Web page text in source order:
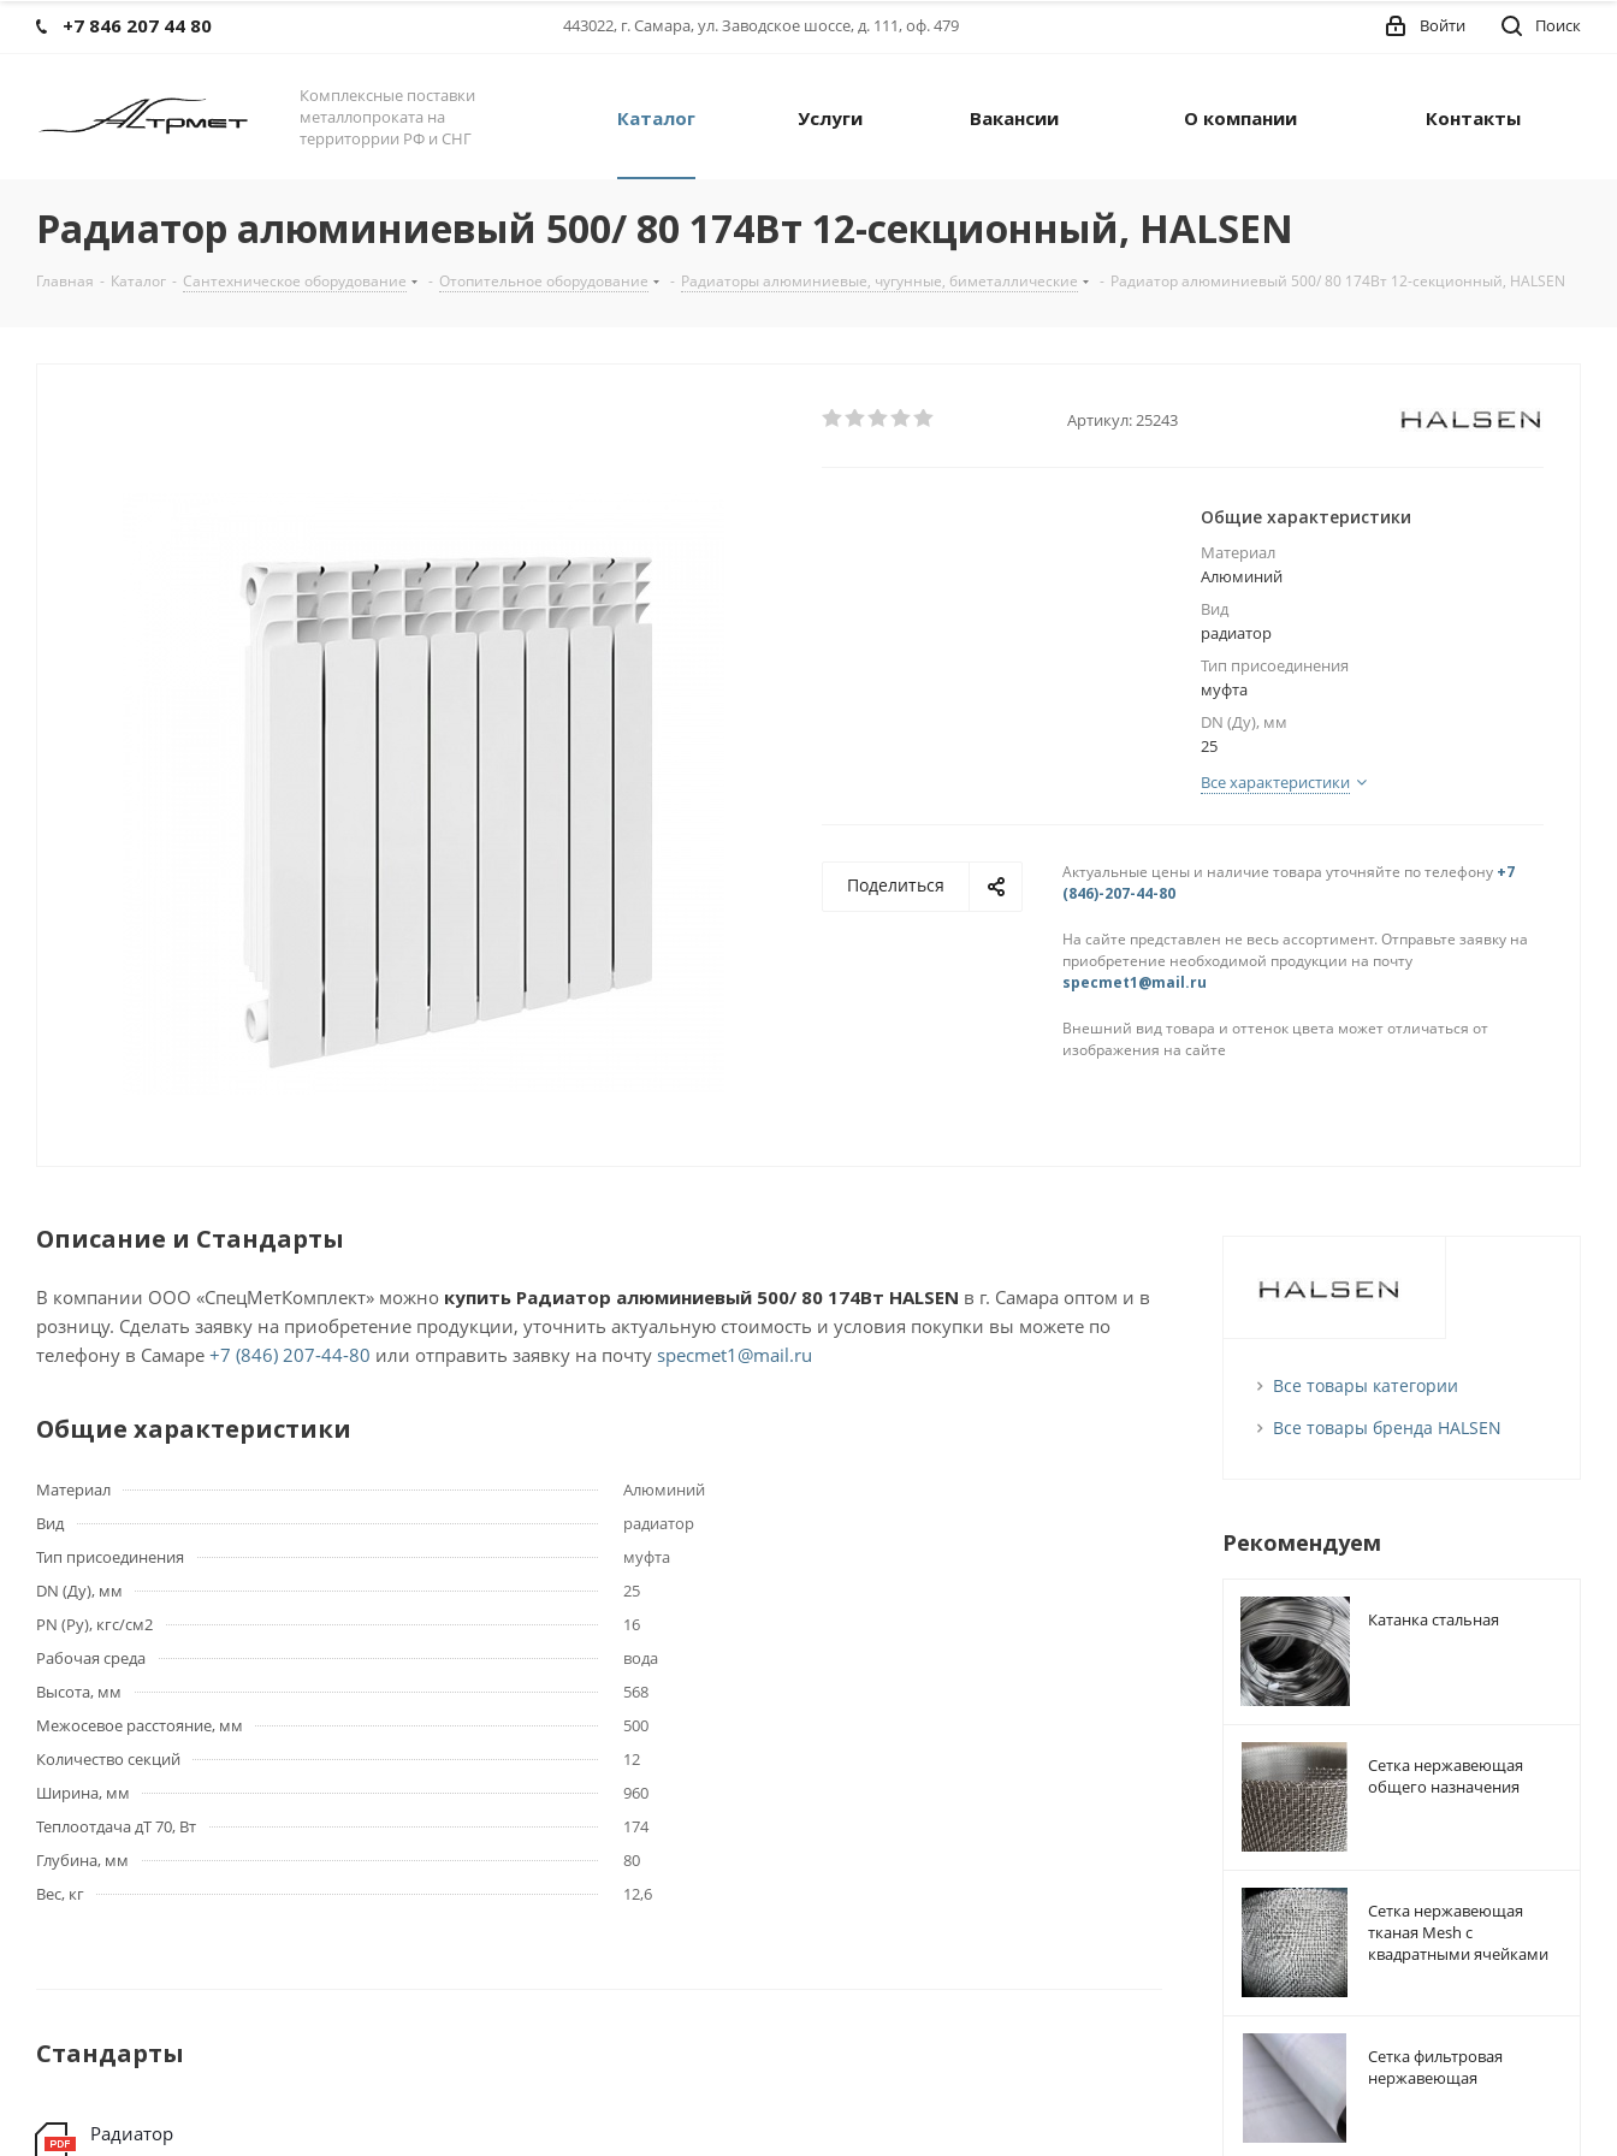
+7 846 207 44 80 443022, г. Самара, ул. Заводское шоссе, д. 111, оф. 479 Поиск
Войти
Комплексные поставки
металлопроката на
территоррии РФ и СНГ
Каталог Услуги Вакансии О компании Контакты
Радиатор алюминиевый 500/ 80 174Вт 12-секционный, HALSEN
Главная - Каталог - Сантехническое оборудование - Отопительное оборудование - Радиаторы алюминиевые, чугунные, биметаллические - Радиатор алюминиевый 500/ 80 174Вт 12-секционный, HALSEN
Артикул: 25243
Общие характеристики
Материал
Алюминий
Вид
радиатор
Тип присоединения
муфта
DN (Ду), мм
25
Все характеристики
Поделиться
Актуальные цены и наличие товара уточняйте по телефону +7
(846)-207-44-80
На сайте представлен не весь ассортимент. Отправьте заявку на
приобретение необходимой продукции на почту
specmet1@mail.ru
Внешний вид товара и оттенок цвета может отличаться от
изображения на сайте
Описание и Стандарты
В компании ООО «СпецМетКомплект» можно купить Радиатор алюминиевый 500/ 80 174Вт HALSEN в г. Самара оптом и в
розницу. Сделать заявку на приобретение продукции, уточнить актуальную стоимость и условия покупки вы можете по
телефону в Самаре +7 (846) 207-44-80 или отправить заявку на почту specmet1@mail.ru
Общие характеристики
Материал
Алюминий
Вид
радиатор
Тип присоединения
муфта
DN (Ду), мм
25
PN (Py), кгс/см2
16
Рабочая среда
вода
Высота, мм
568
Межосевое расстояние, мм
500
Количество секций
12
Ширина, мм
960
Теплоотдача дТ 70, Вт
174
Глубина, мм
80
Вес, кг
12,6
Стандарты
Радиатор
Все товары категории
Все товары бренда HALSEN
Рекомендуем
Катанка стальная
Сетка нержавеющая
общего назначения
Сетка нержавеющая
тканая Mesh с
квадратными ячейками
Сетка фильтровая
нержавеющая